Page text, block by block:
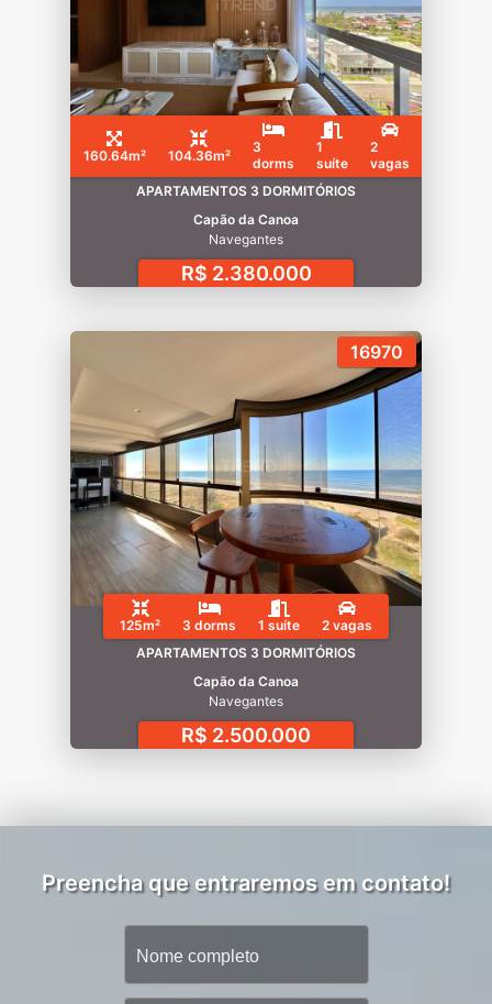
160.64m² 104.36m²
3
dorms
1
suíte
2
vagas
APARTAMENTOS 3 DORMITÓRIOS
Capão da Canoa
Navegantes
R$ 2.380.000
16970
125m² 3 dorms 1 suíte
2 vagas
APARTAMENTOS 3 DORMITÓRIOS
Capão da Canoa
Navegantes
R$ 2.500.000
Preencha que entraremos em contato!